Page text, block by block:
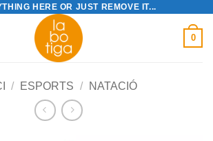
HERE OR JUST REMOVE IT...
0
/ ESPORTS / NATACIÓ